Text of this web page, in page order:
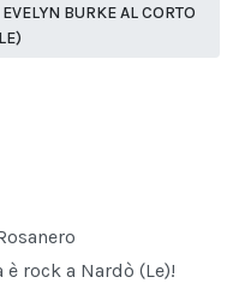
BURKE AL CORTO
è rock a Nardò (Le)!